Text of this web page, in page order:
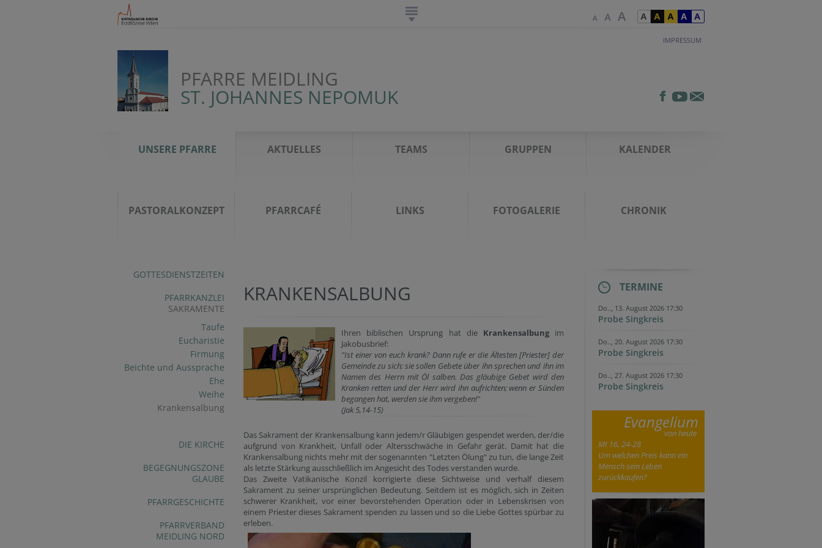
IMPRESSUM
PFARRE MEIDLING
ST. JOHANNES NEPOMUK
UNSERE PFARRE AKTUELLES TEAMS GRUPPEN KALENDER
PASTORALKONZEPT PFARRCAFÉ LINKS FOTOGALERIE CHRONIK
GOTTESDIENSTZEITEN
PFARRKANZLEI
SAKRAMENTE
Taufe
Eucharistie
Firmung
Beichte und Aussprache
Ehe
Weihe
Krankensalbung
DIE KIRCHE
BEGEGNUNGSZONE
GLAUBE
PFARRGESCHICHTE
PFARRVERBAND
MEIDLING NORD
KRANKENSALBUNG
Ihren biblischen Ursprung hat die Krankensalbung im
Jakobusbrief:
"Ist einer von euch krank? Dann rufe er die Ältesten [Priester] der
Gemeinde zu sich; sie sollen Gebete über ihn sprechen und ihn im
Namen des Herrn mit Öl salben. Das gläubige Gebet wird den
Kranken retten und der Herr wird ihn aufrichten; wenn er Sünden
begangen hat, werden sie ihm vergeben!"
(Jak 5,14-15)
Das Sakrament der Krankensalbung kann jedem/r Gläubigen gespendet werden, der/die
aufgrund von Krankheit, Unfall oder Altersschwäche in Gefahr gerät. Damit hat die
Krankensalbung nichts mehr mit der sogenannten "Letzten Ölung" zu tun, die lange Zeit
als letzte Stärkung ausschließlich im Angesicht des Todes verstanden wurde.
Das Zweite Vatikanische Konzil korrigierte diese Sichtweise und verhalf diesem
Sakrament zu seiner ursprünglichen Bedeutung. Seitdem ist es möglich, sich in Zeiten
schwerer Krankheit, vor einer bevorstehenden Operation oder in Lebenskrisen von
einem Priester dieses Sakrament spenden zu lassen und so die Liebe Gottes spürbar zu
erleben.
TERMINE
Do.., 13. August 2026 17:30
Probe Singkreis
Do.., 20. August 2026 17:30
Probe Singkreis
Do.., 27. August 2026 17:30
Probe Singkreis
Evangelium
von heute
Mt 16, 24-28
Um welchen Preis kann ein
Mensch sein Leben
zurückkaufen?